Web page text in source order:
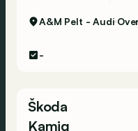
A&M Pelt - Audi
-
Škoda
Kamiq